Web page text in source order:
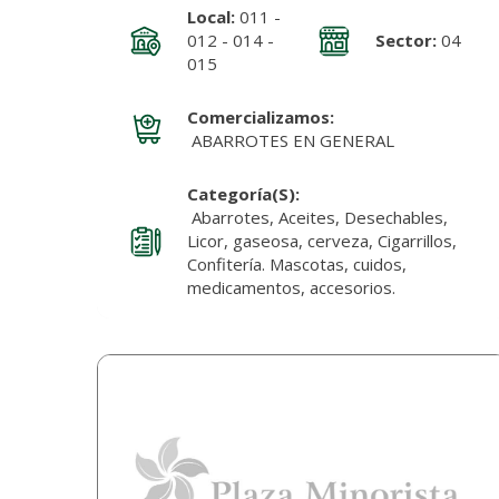
Local:011 -
012 - 014 -
015
Sector: 04
Comercializamos:
ABARROTES EN GENERAL
Categoría(s):
Abarrotes, Aceites, Desechables,
Licor, gaseosa, cerveza, Cigarrillos,
Confitería. Mascotas, cuidos,
medicamentos, accesorios.